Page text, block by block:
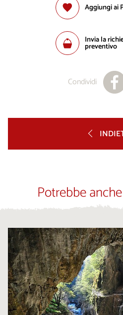
Aggiungi ai
Invia la
preventivo
Condividi
Potrebbe